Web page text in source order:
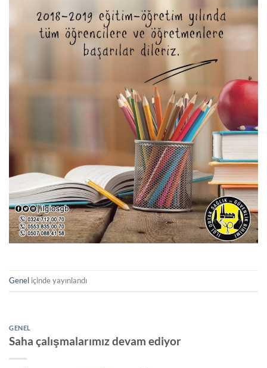
Genel içinde yayınlandı
GENEL
Saha çalışmalarımız devam ediyor